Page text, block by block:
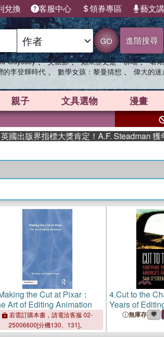
兌換 客服中心 領券專區 藝文
GO 進階搜尋
Odyssey 、 父親節 、 如果歷史是一群喵 、 暑
的李登輝時代 、 數學女孩：黎曼猜想 、 偉大的迷
親子 文具選物 漫畫
出版界指標大獎肯定！A.F. Steadman 獲
the Cut at Pixar：
Art of Editing Animation
若需訂購本書，請電洽客服 02-
25006600[分機130、131]。
4.Cut to the
Years of
Favorite
無庫存